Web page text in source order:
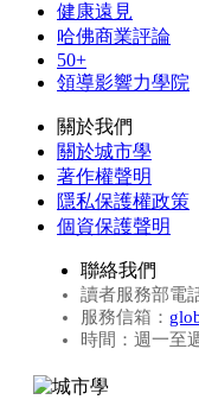
健康遠見
哈佛商業評論
50+
領導影響力學院
關於我們
關於城市學
著作權聲明
隱私保護權政策
個資保護聲明
聯絡我們
讀者服務部電
服務信箱：
時間：週一至